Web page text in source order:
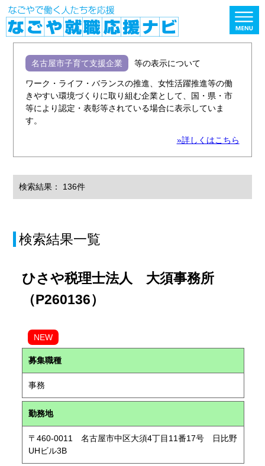
名古屋市子育て支援企業 等の表示について
ワーク・ライフ・バランスの推進、女性活躍推進等の働
きやすい環境づくりに取り組む企業として、国・県・市
等により認定・表彰等されている場合に表示していま
す。
»詳しくはこちら
検索結果： 136件
検索結果一覧
ひさや税理士法人 大須事務所
（P260136）
NEW
募集職種
事務
勤務地
〒460-0011 名古屋市中区大須4丁目11番17号 日比野
UHビル3B